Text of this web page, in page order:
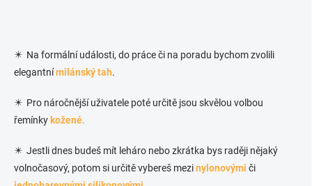
✴️ Na formální události, do práce či na poradu bychom zvolili
elegantnímilánský tah.
✴️ Pro náročnější uživatele poté určitě jsou skvělou volbou
řemínky kožené.
✴️ Jestli dnes budeš mít leháro nebo zkrátka bys raději nějaký
volnočasový, potom si určitě vybereš mezinylonovými či